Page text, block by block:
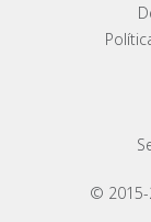
© 2015-